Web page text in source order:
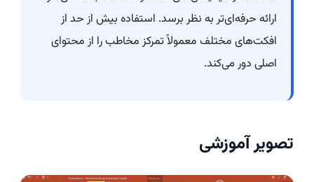
ارائه حرفه‌ای‌تر به نظر برسد. استفاده بیش از حد از
افکت‌های مختلف معمولاً تمرکز مخاطب را از محتوای
اصلی دور می‌کند.
تصویر آموزشی